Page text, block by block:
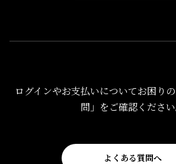
ログインやお支払いについてお困り
問」をご確認ください
よくある質問へ